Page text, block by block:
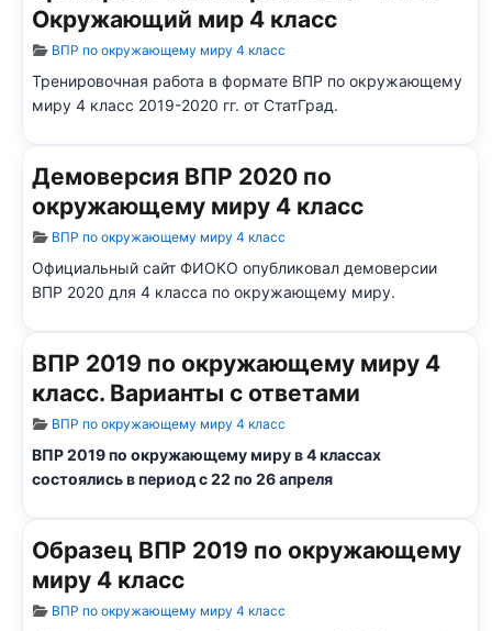
Окружающий мир 4 класс
Информация о материале
ВПР по окружающему миру 4 класс
Тренировочная работа в формате ВПР по окружающему
миру 4 класс 2019-2020 гг. от СтатГрад.
Демоверсия ВПР 2020 по
окружающему миру 4 класс
Информация о материале
ВПР по окружающему миру 4 класс
Официальный сайт ФИОКО опубликовал демоверсии
ВПР 2020 для 4 класса по окружающему миру.
ВПР 2019 по окружающему миру 4
класс. Варианты с ответами
Информация о материале
ВПР по окружающему миру 4 класс
ВПР 2019 по окружающему миру в 4 классах
состоялись в период с 22 по 26 апреля
Образец ВПР 2019 по окружающему
миру 4 класс
Информация о материале
ВПР по окружающему миру 4 класс